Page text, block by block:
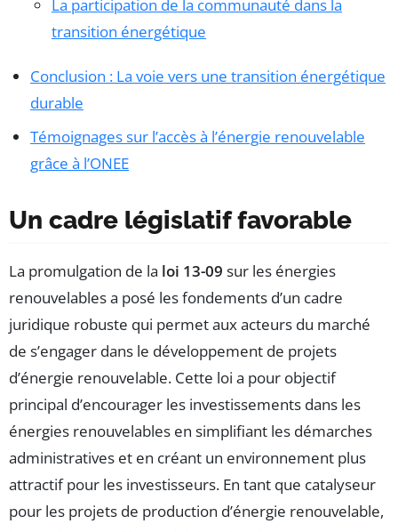
La participation de la communauté dans la
transition énergétique
Conclusion : La voie vers une transition énergétique
durable
Témoignages sur l’accès à l’énergie renouvelable
grâce à l’ONEE
Un cadre législatif favorable
La promulgation de la loi 13-09 sur les énergies
renouvelables a posé les fondements d’un cadre
juridique robuste qui permet aux acteurs du marché
de s’engager dans le développement de projets
d’énergie renouvelable. Cette loi a pour objectif
principal d’encourager les investissements dans les
énergies renouvelables en simplifiant les démarches
administratives et en créant un environnement plus
attractif pour les investisseurs. En tant que catalyseur
pour les projets de production d’énergie renouvelable,